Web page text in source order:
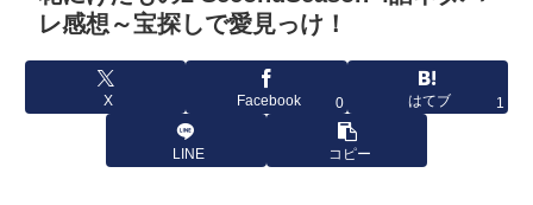
レ感想～宝探しで愛見っけ！
X Facebook 0 はてブ 1
LINE コピー